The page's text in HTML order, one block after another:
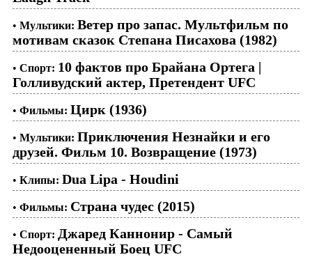
• Мультики: Ветер про запас. Мультфильм по
мотивам сказок Степана Писахова (1982)
• Спорт: 10 фактов про Брайана Ортега |
Голливудский актер, Претендент UFC
• Фильмы: Цирк (1936)
• Мультики: Приключения Незнайки и его
друзей. Фильм 10. Возвращение (1973)
• Клипы: Dua Lipa - Houdini
• Фильмы: Страна чудес (2015)
• Спорт: Джаред Каннонир - Самый
Недооцененный Боец UFC